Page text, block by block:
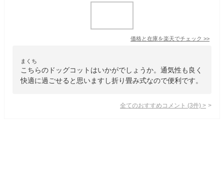
価格と在庫を楽天でチェック >>
まくち
こちらのドッグコットはいかがでしょうか。通気性も良く
快適に過ごせると思いますし折り畳み式なので便利です。
全てのおすすめコメント (3件) >